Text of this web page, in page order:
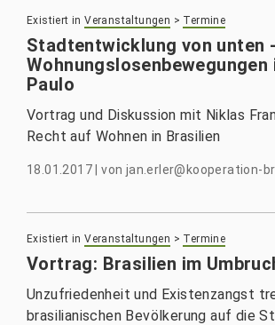
Existiert in Veranstaltungen > Termine
Stadtentwicklung von unten -
Wohnungslosenbewegungen
Paulo
Vortrag und Diskussion mit Niklas
Recht auf Wohnen in Brasilien
18.01.2017 |von jan.erler@kooperation-
Existiert in Veranstaltungen > Termine
Vortrag: Brasilien im
Unzufriedenheit und Existenzangst
brasilianischen Bevölkerung auf die